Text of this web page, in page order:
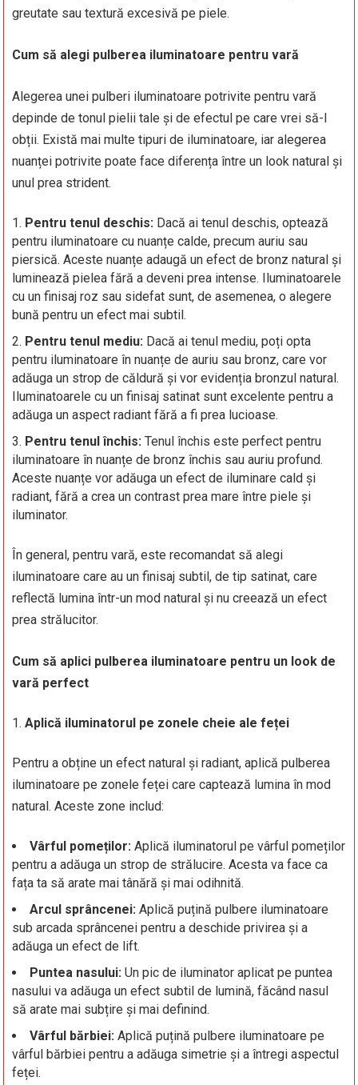
greutate sau textură excesivă pe piele.
Cum să alegi pulberea iluminatoare pentru vară
Alegerea unei pulberi iluminatoare potrivite pentru vară
depinde de tonul pielii tale și de efectul pe care vrei să-l
obții. Există mai multe tipuri de iluminatoare, iar alegerea
nuanței potrivite poate face diferența între un look natural și
unul prea strident.
Pentru tenul deschis: Dacă ai tenul deschis, optează
pentru iluminatoare cu nuanțe calde, precum auriu sau
piersică. Aceste nuanțe adaugă un efect de bronz natural și
luminează pielea fără a deveni prea intense. Iluminatoarele
cu un finisaj roz sau sidefat sunt, de asemenea, o alegere
bună pentru un efect mai subtil.
Pentru tenul mediu: Dacă ai tenul mediu, poți opta
pentru iluminatoare în nuanțe de auriu sau bronz, care vor
adăuga un strop de căldură și vor evidenția bronzul natural.
Iluminatoarele cu un finisaj satinat sunt excelente pentru a
adăuga un aspect radiant fără a fi prea lucioase.
Pentru tenul închis: Tenul închis este perfect pentru
iluminatoare în nuanțe de bronz închis sau auriu profund.
Aceste nuanțe vor adăuga un efect de iluminare cald și
radiant, fără a crea un contrast prea mare între piele și
iluminator.
În general, pentru vară, este recomandat să alegi
iluminatoare care au un finisaj subtil, de tip satinat, care
reflectă lumina într-un mod natural și nu creează un efect
prea strălucitor.
Cum să aplici pulberea iluminatoare pentru un look de
vară perfect
Aplică iluminatorul pe zonele cheie ale feței
Pentru a obține un efect natural și radiant, aplică pulberea
iluminatoare pe zonele feței care captează lumina în mod
natural. Aceste zone includ:
Vârful pomeților: Aplică iluminatorul pe vârful pomeților
pentru a adăuga un strop de strălucire. Acesta va face ca
fața ta să arate mai tânără și mai odihnită.
Arcul sprâncenei: Aplică puțină pulbere iluminatoare
sub arcada sprâncenei pentru a deschide privirea și a
adăuga un efect de lift.
Puntea nasului: Un pic de iluminator aplicat pe puntea
nasului va adăuga un efect subtil de lumină, făcând nasul
să arate mai subțire și mai definind.
Vârful bărbiei: Aplică puțină pulbere iluminatoare pe
vârful bărbiei pentru a adăuga simetrie și a întregi aspectul
feței.